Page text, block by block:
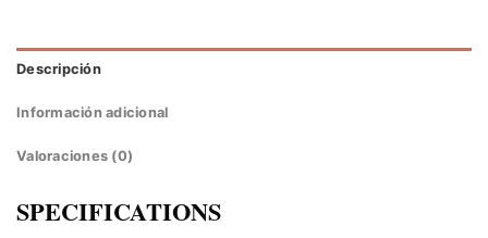
Descripción
Información adicional
Valoraciones (0)
SPECIFICATIONS